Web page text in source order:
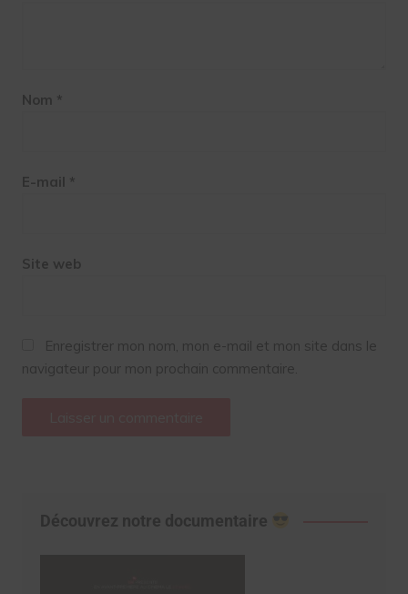
Nom *
E-mail *
Site web
Enregistrer mon nom, mon e-mail et mon site dans le
navigateur pour mon prochain commentaire.
Découvrez notre documentaire